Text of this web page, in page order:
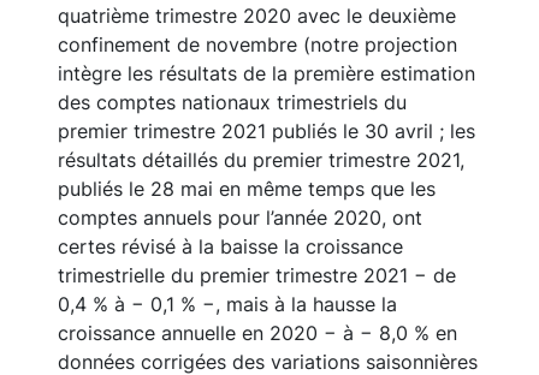
quatrième trimestre 2020 avec le deuxième
confinement de novembre (notre projection
intègre les résultats de la première estimation
des comptes nationaux trimestriels du
premier trimestre 2021 publiés le 30 avril ; les
résultats détaillés du premier trimestre 2021,
publiés le 28 mai en même temps que les
comptes annuels pour l’année 2020, ont
certes révisé à la baisse la croissance
trimestrielle du premier trimestre 2021 − de
0,4 % à − 0,1 % −, mais à la hausse la
croissance annuelle en 2020 − à − 8,0 % en
données corrigées des variations saisonnières